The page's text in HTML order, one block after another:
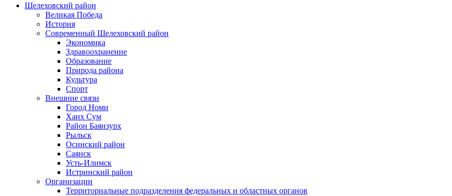
Шелеховский район
Великая Победа
История
Современный Шелеховский район
Экономика
Здравоохранение
Образование
Природа района
Культура
Спорт
Внешние связи
Город Номи
Ханх Сум
Район Баянзурх
Рыльск
Осинский район
Саянск
Усть-Илимск
Истринский район
Организации
Территориальные подразделения федеральных и областных органов